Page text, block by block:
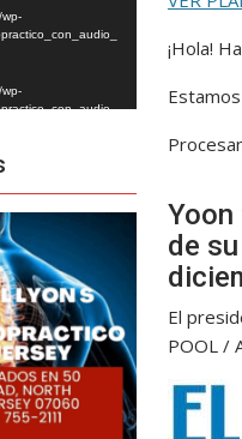
¡Hola!
de
El
POOL /